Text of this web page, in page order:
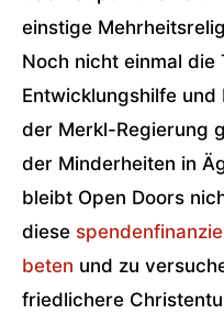
einstige
Noch nicht einmal die
Entwicklungshilfe
der Merkl-Regierung
der Minderheiten in
bleibt Open Doors
diese
beten und zu
friedlichere